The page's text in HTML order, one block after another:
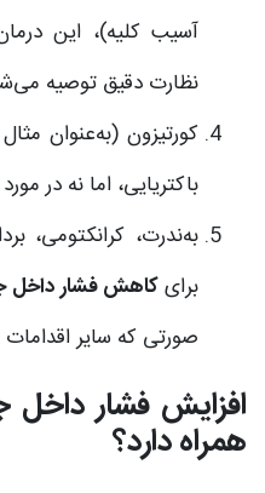
آسیب کلیه)، این
نظارت دقیق توصیه
کورتیزون (به‌عنوان
باکتریایی، اما نه در
به‌ندرت، کرانکتومی،
برایکاهش فشار داخل
صورتی که سایر
افزایش فشار
همراه دارد؟